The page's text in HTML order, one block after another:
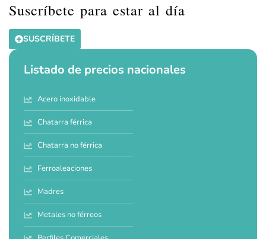
Suscríbete para estar al día
SUSCRÍBETE
Listado de precios nacionales
Acero inoxidable
Chatarra férrica
Chatarra no férrica
Ferroaleaciones
Madres
Metales no férreos